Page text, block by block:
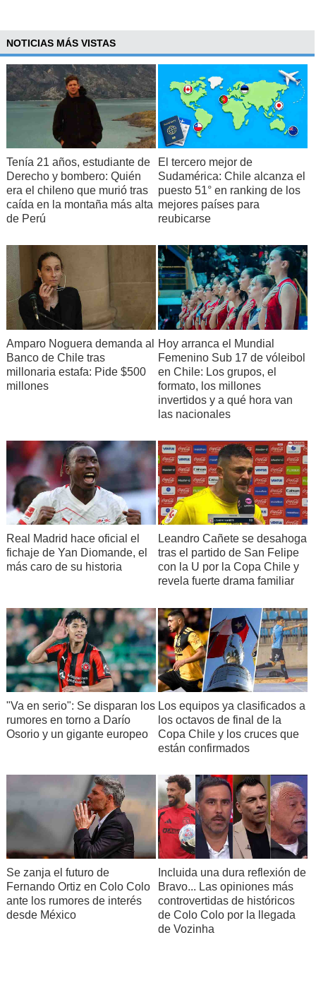
NOTICIAS MÁS VISTAS
Tenía 21 años, estudiante de
Derecho y bombero: Quién
era el chileno que murió tras
caída en la montaña más alta
de Perú
El tercero mejor de
Sudamérica: Chile alcanza el
puesto 51° en ranking de los
mejores países para
reubicarse
Amparo Noguera demanda al
Banco de Chile tras
millonaria estafa: Pide $500
millones
Hoy arranca el Mundial
Femenino Sub 17 de vóleibol
en Chile: Los grupos, el
formato, los millones
invertidos y a qué hora van
las nacionales
Real Madrid hace oficial el
fichaje de Yan Diomande, el
más caro de su historia
Leandro Cañete se desahoga
tras el partido de San Felipe
con la U por la Copa Chile y
revela fuerte drama familiar
"Va en serio": Se disparan los
rumores en torno a Darío
Osorio y un gigante europeo
Los equipos ya clasificados a
los octavos de final de la
Copa Chile y los cruces que
están confirmados
Se zanja el futuro de
Fernando Ortiz en Colo Colo
ante los rumores de interés
desde México
Incluida una dura reflexión de
Bravo... Las opiniones más
controvertidas de históricos
de Colo Colo por la llegada
de Vozinha